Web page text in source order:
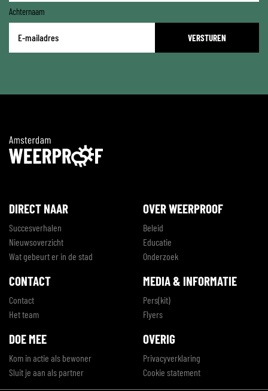
Achternaam
mailadres
DIRECT NAAR
Succesverhalen
Nieuwsoverzicht
Wat gebeurt er in de stad
OVER WEERPROOF
Beleid
Educatie
Onderzoek
CONTACT
Contact
Het team
MEDIA & INFORMATIE
Pers(kit)
Flyers
DOE MEE
Kom in actie als bewoner
Sluit je aan als partner
OVERIG
Privacyverklaring
Cookie statement